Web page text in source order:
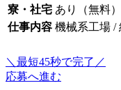
寮・社宅 あり（無料）
仕事内容 機械系工場 /
＼最短45秒で完了／
応募へ進む